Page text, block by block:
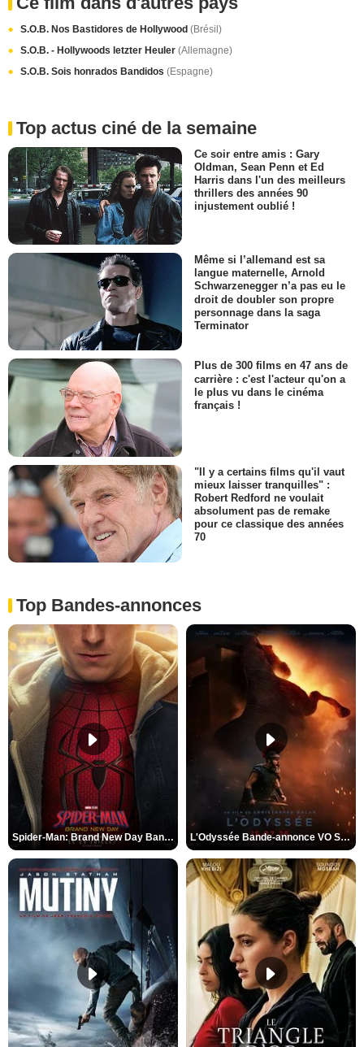
S.O.B. Nos Bastidores de Hollywood (Brésil)
S.O.B. - Hollywoods letzter Heuler (Allemagne)
S.O.B. Sois honrados Bandidos (Espagne)
Top actus ciné de la semaine
Ce soir entre amis : Gary
Oldman, Sean Penn et Ed
Harris dans l'un des meilleurs
thrillers des années 90
injustement oublié !
Même si l’allemand est sa
langue maternelle, Arnold
Schwarzenegger n’a pas eu le
droit de doubler son propre
personnage dans la saga
Terminator
Plus de 300 films en 47 ans de
carrière : c'est l'acteur qu'on a
le plus vu dans le cinéma
français !
"Il y a certains films qu'il vaut
mieux laisser tranquilles" :
Robert Redford ne voulait
absolument pas de remake
pour ce classique des années
70
Top Bandes-annonces
Spider-Man: Brand New Day Bande-annonce VO STFR L'Odyssée Bande-annonce VO STFR